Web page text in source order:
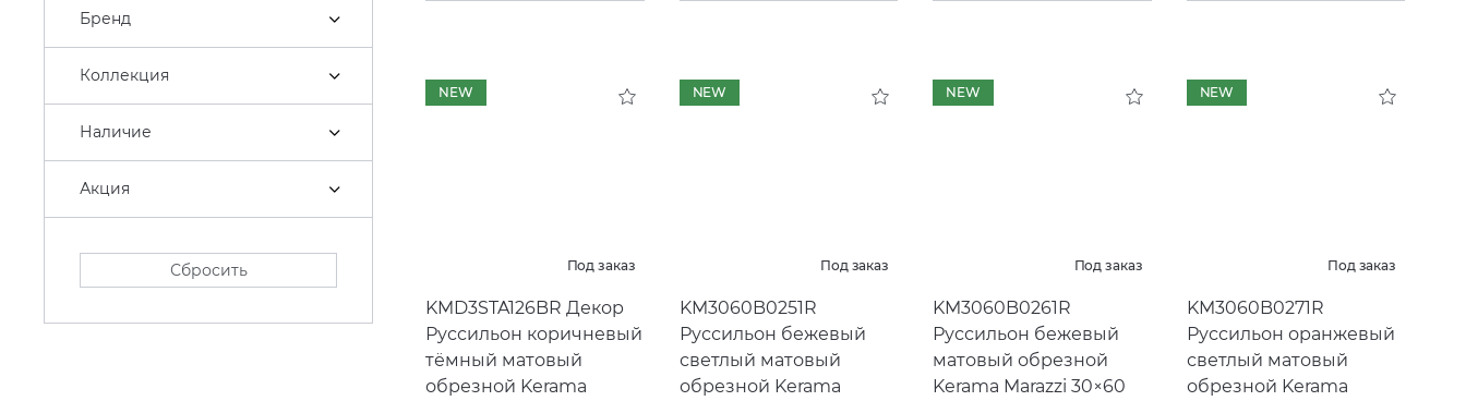
Бренд
Коллекция
Наличие
Акция
Сбросить
NEW
Под заказ
KMD3STA126BR Декор
Руссильон коричневый
тёмный матовый
обрезной Kerama
NEW
Под заказ
KM3060B0251R
Руссильон бежевый
светлый матовый
обрезной Kerama
NEW
Под заказ
KM3060B0261R
Руссильон бежевый
матовый обрезной
Kerama Marazzi 30×60
NEW
Под заказ
KM3060B0271R
Руссильон оранжевый
светлый матовый
обрезной Kerama